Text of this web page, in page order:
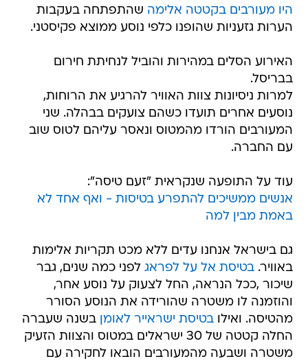
היו מעורבים בקטטה אלימה שהתפתחה בעקבות
הערות גזעניות שהופנו כלפי נוסע ממוצא פקיסטני.
האירוע הסלים במהירות והוביל לנחיתת חירום
בבריסל.
למרות ניסיונות צוות האוויר להרגיע את הרוחות,
נוסעים אחרים תועדו כשהם צועקים בבהלה. שני
המעורבים הורדו מהמטוס ונאסר עליהם לטוס שוב
עם החברה.
עוד על התופעה שנקראית "זעם טיסה":
אנשים ממשיכים להתפרע בטיסות - ואף אחד לא
באמת מבין למה
גם בישראל אנחנו עדים ללא מכט תקריות אלימות
באוויר.בטיסת אל על לפראג לפני כמה שנים, גבר
שיכור ,ככל הנראה, החל לצעוק על נוסע אחר,
והוזמנה לו משטרה שהורידה את הנוסע הסורר
מהטיסה. ואילובטיסת ישראייר לאומן בשנה שעברה
החלה קטטה של 30 ישראלים במטוס והצוות הזעיק
משטרה ושבעה מהמעורבים הובאו לחקירה עם